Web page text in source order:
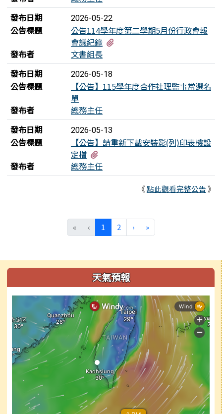
發布日期
2026-05-22
公告標題
公告114學年度第二學期5月份行政會報
會議紀錄
發布者
文書組長
發布日期
2026-05-18
公告標題
【公告】115學年度合作社理監事當選名
單
發布者
總務主任
發布日期
2026-05-13
公告標題
【公告】請重新下載安裝影(列)印表機設
定檔
發布者
總務主任
《點此觀看完整公告》
« ‹ 1 (目前頁次)
2 ›下一頁
»最後頁
左邊區域內容 天氣預報